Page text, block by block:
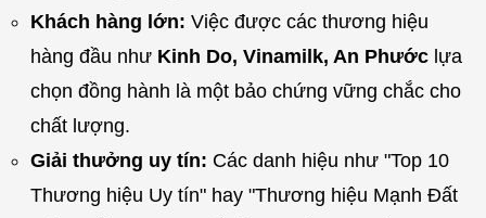
Khách hàng lớn: Việc được các thương hiệu
hàng đầu như Kinh Do, Vinamilk, An Phướclựa
chọn đồng hành là một bảo chứng vững chắc cho
chất lượng.
Giải thưởng uy tín: Các danh hiệu như "Top 10
Thương hiệu Uy tín" hay "Thương hiệu Mạnh Đất